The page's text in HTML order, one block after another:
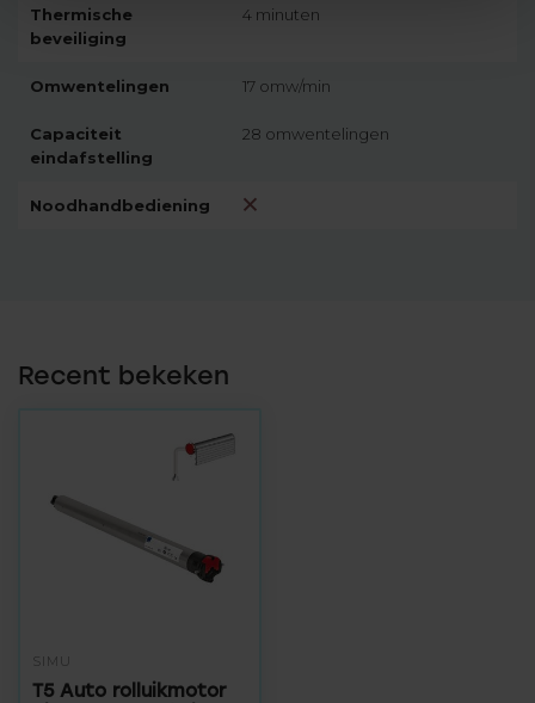
Thermische
beveiliging
4 minuten
Omwentelingen 17 omw/min
Capaciteit
eindafstelling
28 omwentelingen
Noodhandbediening
Recent bekeken
SIMU
T5 Auto rolluikmotor